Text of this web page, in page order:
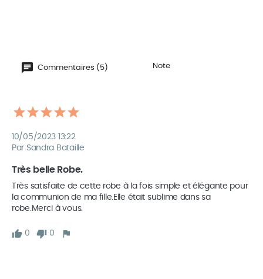
Commentaires (5) Note
10/05/2023 13:22
Par Sandra Bataille
Très belle Robe.
Très satisfaite de cette robe à la fois simple et élégante pour
la communion de ma fille.Elle était sublime dans sa
robe.Merci à vous.
0 0